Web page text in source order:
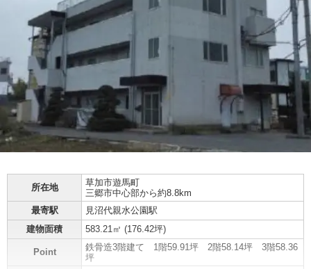
所在地 草加市遊馬町
三郷市中心部から約8.8km
最寄駅
見沼代親水公園駅
建物面積
583.21㎡ (176.42坪)
Point
鉄骨造3階建て 1階59.91坪 2階58.14坪 3階58.36
坪